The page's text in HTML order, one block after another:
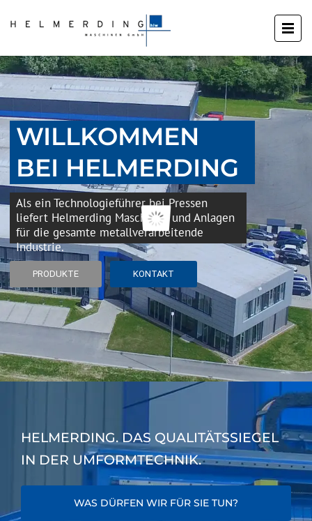
WILLKOMMEN
BEI HELMERDING
Als ein Technologieführer bei Pressen
liefert Helmerding Maschinen und Anlagen
für die gesamte metallverarbeitende
Industrie.
PRODUKTE KONTAKT
HELMERDING. DAS QUALITÄTSSIEGEL
IN DER UMFORMTECHNIK.
WAS DÜRFEN WIR FÜR SIE TUN?